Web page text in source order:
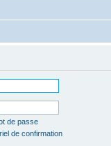
de passe
de confirmation